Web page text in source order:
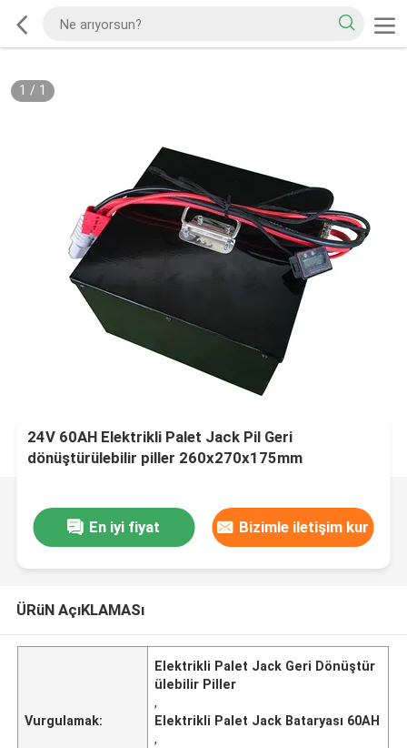
1 / 1
24V 60AH Elektrikli Palet Jack Pil Geri
dönüştürülebilir piller 260x270x175mm
En iyi fiyat Bizimle iletişim kur
ÜRüN AçıKLAMASı
Vurgulamak:
Elektrikli Palet Jack Geri Dönüştür
ülebilir Piller
,
Elektrikli Palet Jack Bataryası 60AH
,